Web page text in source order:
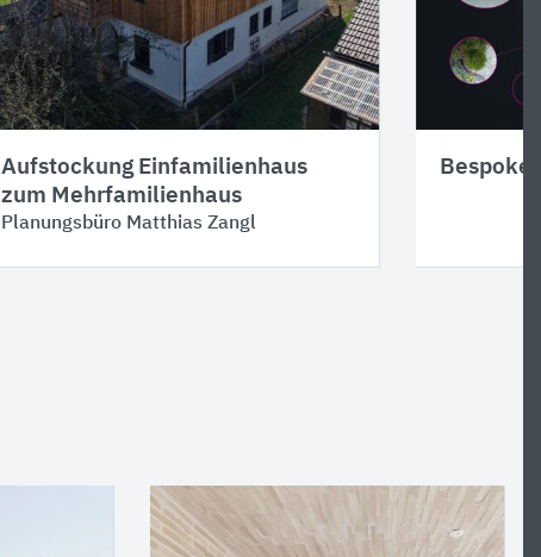
Aufstockung Einfamilienhaus
zum Mehrfamilienhaus
Planungsbüro Matthias Zangl